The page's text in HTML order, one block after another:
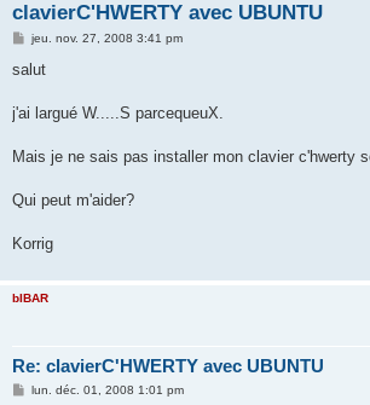
clavierC'HWERTY avec UBUNTU
M
s
g
jeu. nov. 27, 2008 3:41 pm
salut
j'ai largué W.....S parcequeuX.
Mais je ne sais pas installer mon clavier c'hwerty
Qui peut m'aider?
Korrig
bIBAR
Re: clavierC'HWERTY avec UBUNTU
Mlun. déc. 01, 2008 1:01 pm